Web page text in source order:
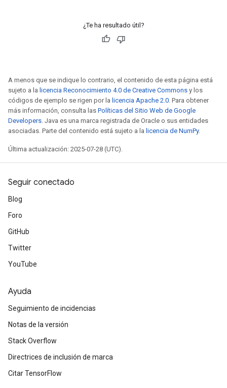
¿Te ha resultado útil?
A menos que se indique lo contrario, el contenido de esta página está
sujeto a la licencia Reconocimiento 4.0 de Creative Commons y los
códigos de ejemplo se rigen por la licencia Apache 2.0. Para obtener
más información, consulta las Políticas del Sitio Web de Google
Developers. Java es una marca registrada de Oracle o sus entidades
asociadas. Parte del contenido está sujeto a la licencia de NumPy.
Última actualización: 2025-07-28 (UTC).
Seguir conectado
Blog
Foro
GitHub
Twitter
YouTube
Ayuda
Seguimiento de incidencias
Notas de la versión
Stack Overflow
Directrices de inclusión de marca
Citar TensorFlow